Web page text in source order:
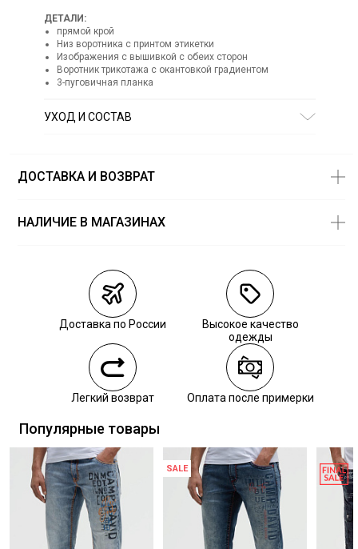
ДЕТАЛИ:
прямой крой
Низ воротника с принтом этикетки
Изображения с вышивкой с обеих сторон
Воротник трикотажа с окантовкой градиентом
3-пуговичная планка
УХОД И СОСТАВ
ХИМИЧЕСКАЯ ЧИСТКА:
СУШКА:не сушить в стиральной машине
ДОСТАВКА И ВОЗВРАТ
Курьерская доставка СДЭК
Самовывоз из пункта выдачи СДЭК
Самовывоз из наших магазинов
Курьерская доставка СДЭК
Самовывоз из пункта выдачи СДЭК
НАЛИЧИЕ В МАГАЗИНАХ
Доставка по России
Высокое качество
одежды
Легкий возврат Оплата после примерки
Популярные товары
SALE